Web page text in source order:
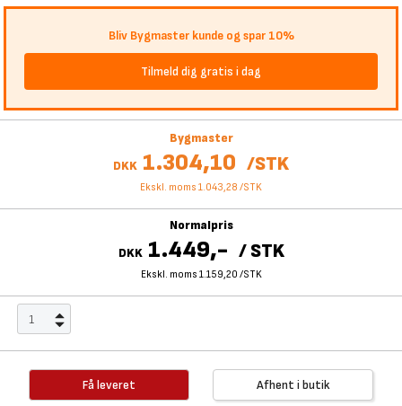
Bliv Bygmaster kunde og spar 10%
Tilmeld dig gratis i dag
Bygmaster
DKK 1.304,10 /STK
Ekskl. moms 1.043,28 /STK
Normalpris
DKK 1.449,- / STK
Ekskl. moms 1.159,20 /STK
Få leveret Afhent i butik